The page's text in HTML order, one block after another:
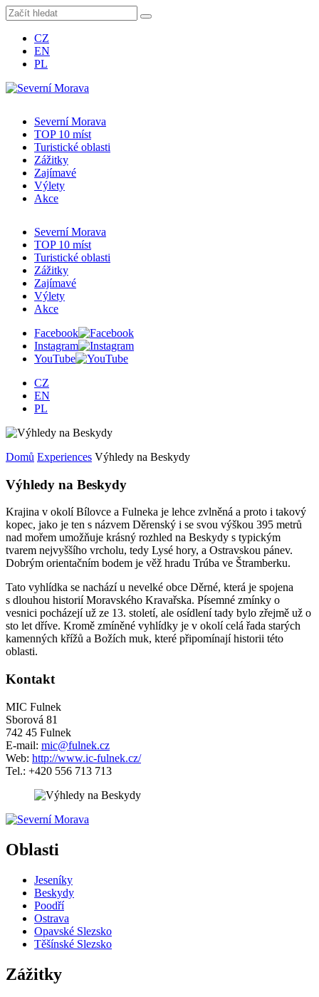
CZ
EN
PL
Severní Morava
TOP 10 míst
Turistické oblasti
Zážitky
Zajímavé
Výlety
Akce
Severní Morava
TOP 10 míst
Turistické oblasti
Zážitky
Zajímavé
Výlety
Akce
Facebook
Instagram
YouTube
CZ
EN
PL
Domů Experiences Výhledy na Beskydy
Výhledy na Beskydy
Krajina v okolí Bílovce a Fulneka je lehce zvlněná a proto i takový
kopec, jako je ten s názvem Děrenský i se svou výškou 395 metrů
nad mořem umožňuje krásný rozhled na Beskydy s typickým
tvarem nejvyššího vrcholu, tedy Lysé hory, a Ostravskou pánev.
Dobrým orientačním bodem je věž hradu Trúba ve Štramberku.
Tato vyhlídka se nachází u nevelké obce Děrné, která je spojena
s dlouhou historií Moravského Kravařska. Písemné zmínky o
vesnici pocházejí už ze 13. století, ale osídlení tady bylo zřejmě už o
sto let dříve. Kromě zmíněné vyhlídky je v okolí celá řada starých
kamenných křížů a Božích muk, které připomínají historii této
oblasti.
Kontakt
MIC Fulnek
Sborová 81
742 45 Fulnek
E-mail: mic@fulnek.cz
Web: http://www.ic-fulnek.cz/
Tel.: +420 556 713 713
−
Oblasti
Jeseníky
Beskydy
Poodří
Ostrava
Opavské Slezsko
Těšínské Slezsko
Zážitky